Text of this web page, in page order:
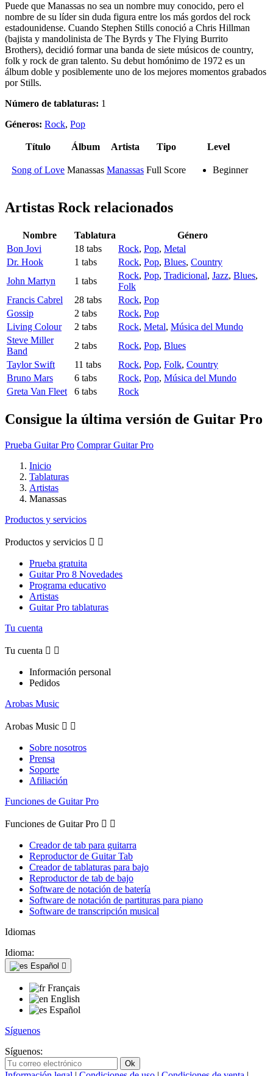
Puede que Manassas no sea un nombre muy conocido, pero el
nombre de su líder sin duda figura entre los más gordos del rock
estadounidense. Cuando Stephen Stills conoció a Chris Hillman
(bajista y mandolinista de The Byrds y The Flying Burrito
Brothers), decidió formar una banda de siete músicos de country,
folk y rock de gran talento. Su debut homónimo de 1972 es un
álbum doble y posiblemente uno de los mejores momentos grabados
por Stills.
Número de tablaturas: 1
Géneros: Rock, Pop
Título Álbum Artista Tipo Level
Song of Love Manassas Manassas Full Score Beginner
Artistas Rockrelacionados
Nombre Tablatura
Género
Bon Jovi
18 tabs Rock, Pop, Metal
Dr. Hook
1 tabs Rock, Pop, Blues, Country
John Martyn
1 tabs
Rock, Pop, Tradicional, Jazz, Blues,
Folk
Francis Cabrel
28 tabs Rock, Pop
Gossip
2 tabs Rock, Pop
Living Colour
2 tabs Rock, Metal, Música del Mundo
Steve Miller
Band
2 tabs Rock, Pop, Blues
Taylor Swift
11 tabs Rock, Pop, Folk, Country
Bruno Mars
6 tabs Rock, Pop, Música del Mundo
Greta Van Fleet
6 tabs Rock
Consigue la última versión de Guitar Pro
Prueba Guitar Pro Comprar Guitar Pro
Inicio
Tablaturas
Artistas
Manassas
Productos y servicios
Productos y servicios  
Prueba gratuita
Guitar Pro 8 Novedades
Programa educativo
Artistas
Guitar Pro tablaturas
Tu cuenta
Tu cuenta  
Información personal
Pedidos
Arobas Music
Arobas Music  
Sobre nosotros
Prensa
Soporte
Afiliación
Funciones de Guitar Pro
Funciones de Guitar Pro  
Creador de tab para guitarra
Reproductor de Guitar Tab
Creador de tablaturas para bajo
Reproductor de tab de bajo
Software de notación de batería
Software de notación de partituras para piano
Software de transcripción musical
Idiomas
Idioma:
Español 
Français
English
Español
Síguenos
Síguenos: